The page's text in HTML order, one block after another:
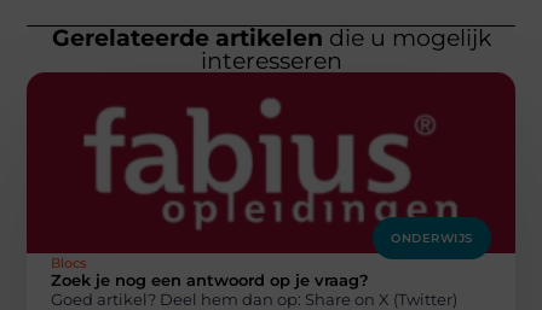
Gerelateerde artikelen die u mogelijk
interesseren
ONDERWIJS
Blocs
Zoek je nog een antwoord op je vraag?
Goed artikel? Deel hem dan op: Share on X (Twitter)